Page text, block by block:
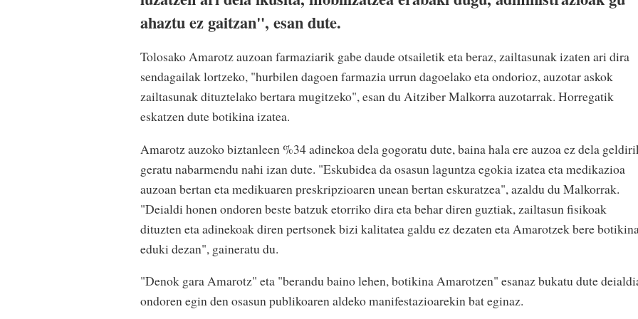
ahaztu ez gaitzan", esan dute.
Tolosako Amarotz auzoan farmaziarik gabe daude otsailetik eta beraz, zailtasunak izaten ari dira
sendagailak lortzeko, "hurbilen dagoen farmazia urrun dagoelako eta ondorioz, auzotar askok
zailtasunak dituztelako bertara mugitzeko", esan du Aitziber Malkorra auzotarrak. Horregatik
eskatzen dute botikina izatea.
Amarotz auzoko biztanleen %34 adinekoa dela gogoratu dute, baina hala ere auzoa ez dela
geratu nabarmendu nahi izan dute. "Eskubidea da osasun laguntza egokia izatea eta medikazioa
auzoan bertan eta medikuaren preskripzioaren unean bertan eskuratzea", azaldu du Malkorrak.
"Deialdi honen ondoren beste batzuk etorriko dira eta behar diren guztiak, zailtasun fisikoak
dituzten eta adinekoak diren pertsonek bizi kalitatea galdu ez dezaten eta Amarotzek bere
eduki dezan", gaineratu du.
"Denok gara Amarotz" eta "berandu baino lehen, botikina Amarotzen" esanaz bukatu dute
ondoren egin den osasun publikoaren aldeko manifestazioarekin bat eginaz.